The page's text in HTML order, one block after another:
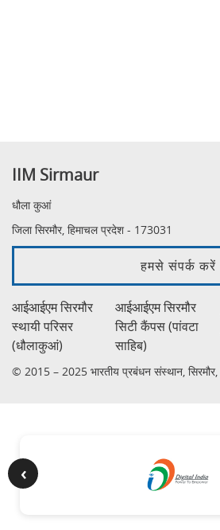
IIM Sirmaur
धौला कुआं
जिला सिरमौर, हिमाचल प्रदेश - 173031
हमसे संपर्क करें
आईआईएम सिरमौर
स्थायी परिसर
(धौलाकुआं)
आईआईएम सिरमौर
सिटी कैंपस (पांवटा
साहिब)
© 2015 – 2025 भारतीय प्रबंधन संस्थान, सिरमौर,
‹